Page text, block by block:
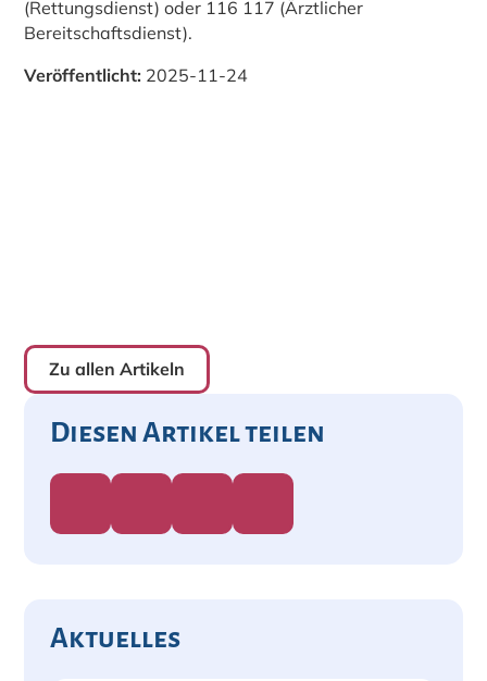
(Rettungsdienst) oder 116 117 (Ärztlicher
Bereitschaftsdienst).
Veröffentlicht: 2025-11-24
Zu allen Artikeln
Diesen Artikel teilen
Aktuelles